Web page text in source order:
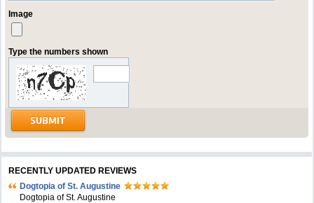
Image
Type the numbers shown
RECENTLY UPDATED REVIEWS
Dogtopia of St. Augustine
Dogtopia of St. Augustine